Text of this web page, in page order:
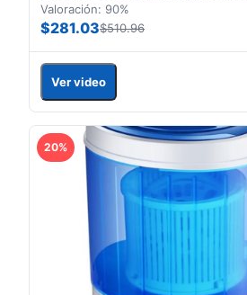
Valoración: 90%
$281.03$510.96
Ver video
20%